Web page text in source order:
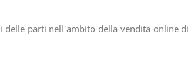
parti nell'ambito della vendita online